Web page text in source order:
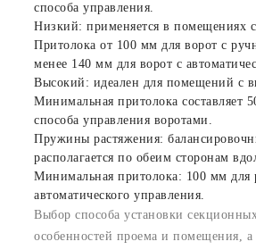
способа управления.
Низкий: применяется в помещениях
Притолока от 100 мм для ворот с
менее 140 мм для ворот с
Высокий: идеален для помещений с
Минимальная притолока составляет
способа управления воротами.
Пружины растяжения:
располагается по обеим сторонам
Минимальная притолока: 100 мм для
автоматического управления.
Выбор способа установки
особенностей проема и помещения, а